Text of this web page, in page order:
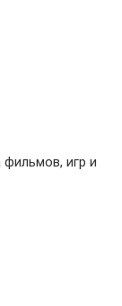
игр и